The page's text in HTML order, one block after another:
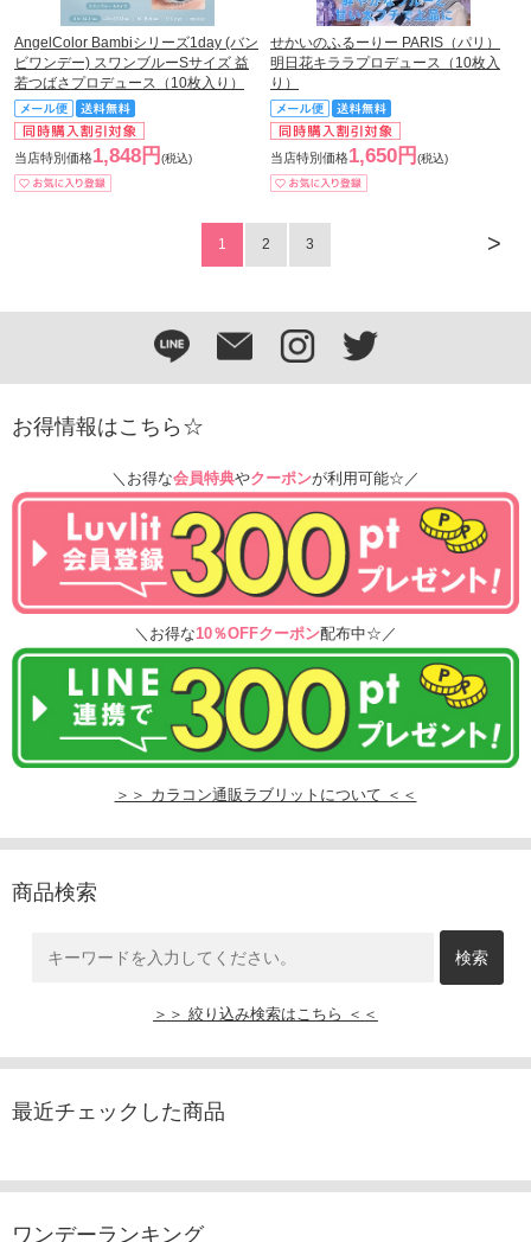
AngelColor Bambiシリーズ1day (バン
ビワンデー) スワンブルーSサイズ 益
若つばさプロデュース（10枚入り）
当店特別価格1,848円 (税込)
せかいのふるーりー PARIS（パリ）
明日花キララプロデュース（10枚入
り）
当店特別価格1,650円 (税込)
>
1 2 3
お得情報はこちら☆
＼お得な会員特典やクーポンが利用可能☆／
＼お得な10％OFFクーポン配布中☆／
＞＞ カラコン通販ラブリットについて ＜＜
商品検索
＞＞ 絞り込み検索はこちら ＜＜
最近チェックした商品
ワンデーランキング